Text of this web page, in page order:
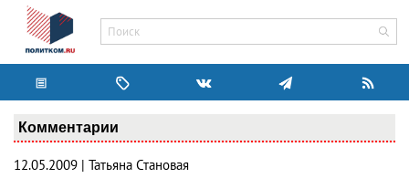
Комментарии
12.05.2009 | Татьяна Становая